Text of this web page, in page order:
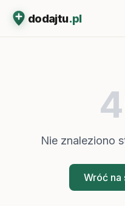
dodajtu.pl
Nie znaleziono
Wróć na